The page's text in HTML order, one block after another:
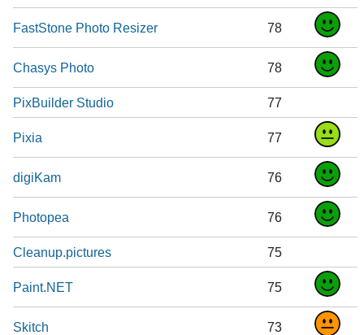
FastStone Photo Resizer 78
Chasys Photo 78
PixBuilder Studio 77
Pixia 77
digiKam 76
Photopea 76
Cleanup.pictures 75
Paint.NET 75
Skitch 73